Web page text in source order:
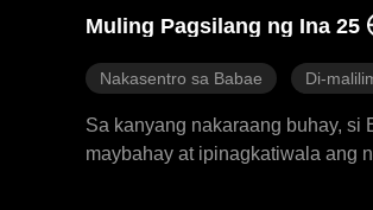
Muling Pagsilang ng Ina 25
Nakasentro sa Babae Di-
Sa kanyang nakaraang buhay, si
maybahay at ipinagkatiwala ang